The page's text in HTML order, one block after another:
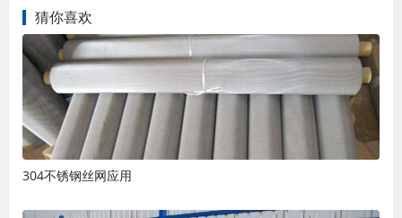
猜你喜欢
304不锈钢丝网应用